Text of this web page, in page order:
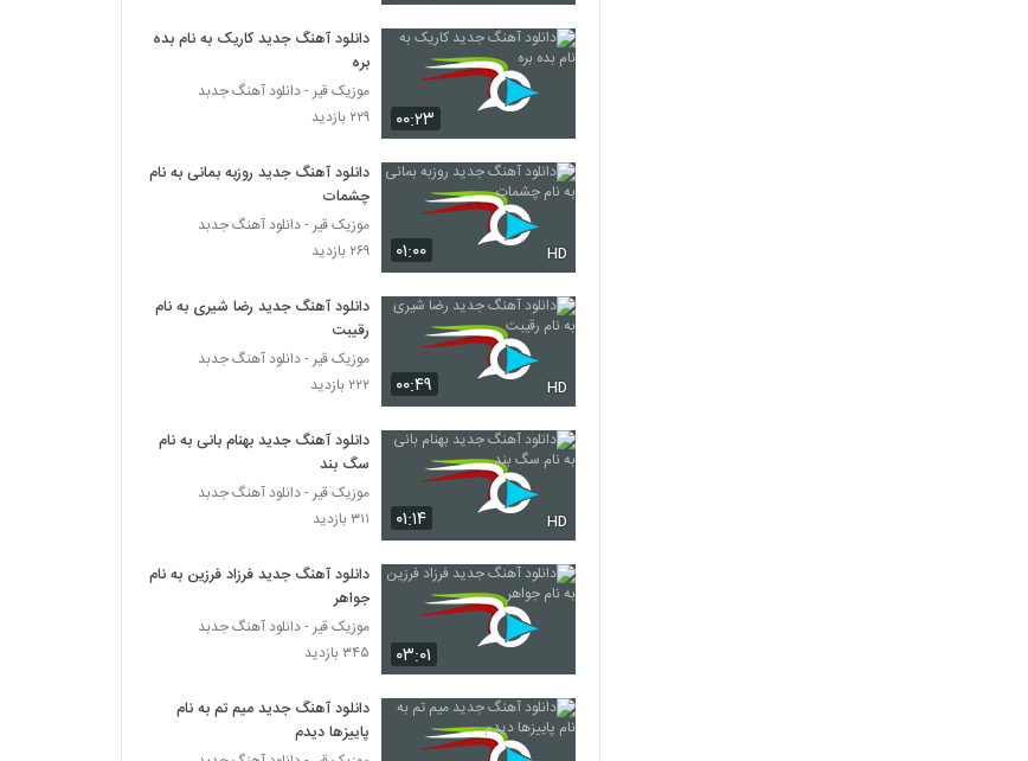
موزیک زیبای قصه عشق از حامد صفاپور
۵۵۲ بازدید
دانلود آهنگ یاسر ملک به من پشت کردی
۵۷۴ بازدید
دانلود آهنگ علی سفلی جذاب
۶,۹۱۴ بازدید
دانلود آهنگ منه بی قرارو از امیرحسین مسعودی
۱,۱۵۸ بازدید
دانلود آهنگ مشکات ضربان قلبم
۱,۱۱۸ بازدید
Puzzle Band Maghror o Ashegh Remix
II
۴۷۱ بازدید
مهدی تارخ آهنگ جاذبه
۶۴۱ بازدید
دانلود آهنگ نگارا از مهدی یغمایی به همراه متن
ترانه
۰۰:۲۳
دانلود آهنگ جدید کاریک به نام بده
بره
موزیک قیر - دانلود آهنگ جدبد
۲۲۹ بازدید
۰۱:۰۰ HD
دانلود آهنگ جدید روزبه بمانی به نام
چشمات
موزیک قیر - دانلود آهنگ جدبد
۲۶۹ بازدید
۰۰:۴۹ HD
دانلود آهنگ جدید رضا شیری به نام
رقیبت
موزیک قیر - دانلود آهنگ جدبد
۲۲۲ بازدید
۰۱:۱۴ HD
دانلود آهنگ جدید بهنام بانی به نام
سگ بند
موزیک قیر - دانلود آهنگ جدبد
۳۱۱ بازدید
۰۳:۰۱
دانلود آهنگ جدید فرزاد فرزین به نام
جواهر
موزیک قیر - دانلود آهنگ جدبد
۳۴۵ بازدید
دانلود آهنگ جدید میم تم به نام
پاییزها دیدم